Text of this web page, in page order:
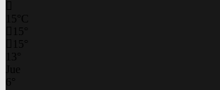
15 C
15
15
13
Jue
6